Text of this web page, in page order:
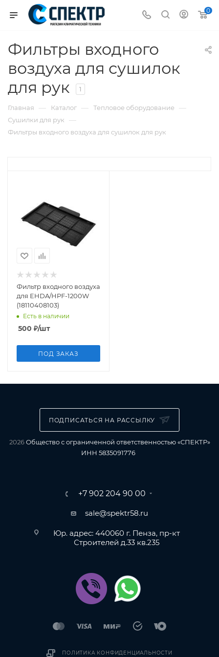
0
Фильтры входного
воздуха для сушилок
для рук
1
Главная — Каталог — Тепловое оборудование —
Сушилки для рук —
Фильтры входного воздуха для сушилок для рук
Фильтр входного воздуха
для EHDA/HPF-1200W
(18110408103)
Есть в наличии
500 ₽/шт
ПОД ЗАКАЗ
ПОДПИСАТЬСЯ НА РАССЫЛКУ
2026Общество с ограниченной ответственностью «СПЕКТР»
ИНН 5835091776
+7 902 204 90 00
sale@spektr58.ru
Юр. адрес: 440060 г. Пенза, пр-кт
Строителей д.33 кв.235
ПОЛИТИКА КОНФИДЕНЦИАЛЬНОСТИ